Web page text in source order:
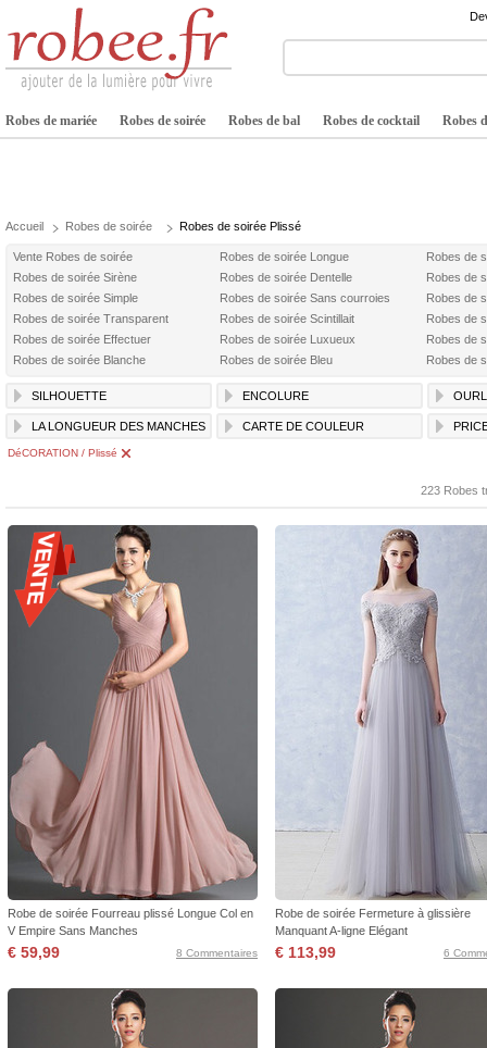
Robes de mariée Robes de soirée Robes de bal Robes de cocktail Robes
Accueil Robes de soirée Robes de soirée Plissé
Vente Robes de soirée Robes de soirée Longue
Robes de
Robes de soirée Sirène
Robes de soirée Dentelle
Robes de
Robes de soirée Simple
Robes de soirée Sans courroies
Robes de
Robes de soirée Transparent
Robes de soirée Scintillait
Robes de
Robes de soirée Effectuer
Robes de soirée Luxueux
Robes de
Robes de soirée Blanche
Robes de soirée Bleu Robes de
SILHOUETTE ENCOLURE
LA LONGUEUR DES MANCHES CARTE DE COULEUR
DéCORATION / Plissé
223 Robes
Robe de soirée Fourreau plissé Longue Col en
V Empire Sans Manches
€ 59,99 8 Commentaires
Robe de soirée Fermeture à glissière
Manquant A-ligne Elégant
€ 113,99 6